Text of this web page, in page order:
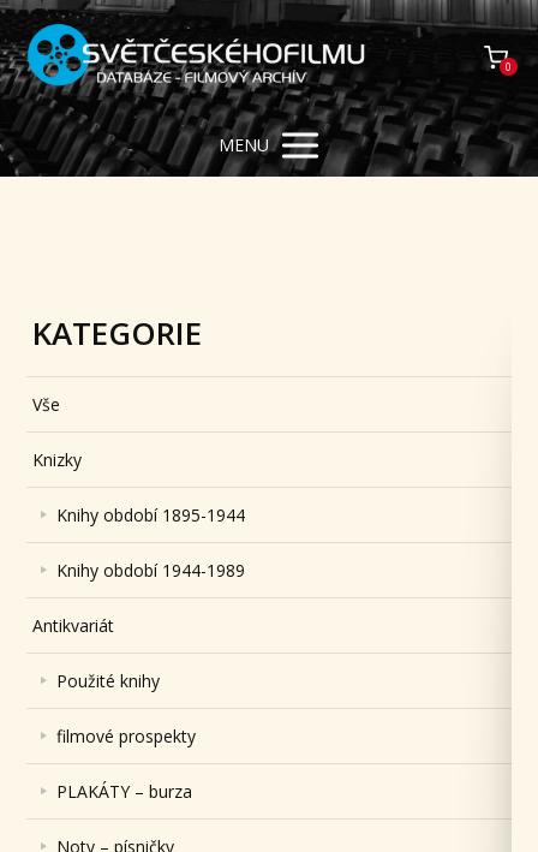
0
MENU
KATEGORIE
Vše
Knizky
Knihy období 1895-1944
Knihy období 1944-1989
Antikvariát
Použité knihy
filmové prospekty
PLAKÁTY – burza
Noty – písničky